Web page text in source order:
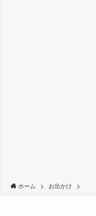
ホーム お出かけ